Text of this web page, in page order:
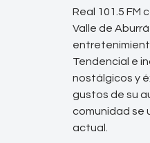
Real 101.5 FM
Valle de
Tendencial e
nostálgicos y
gustos de su
comunidad se
actual.